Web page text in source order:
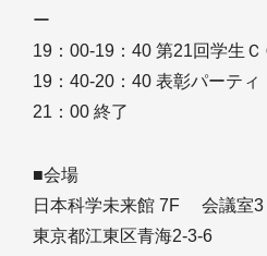
ー
19：00-19：40 第21回学生
19：40-20：40 表彰パーティ
21：00 終了
■会場
日本科学未来館 7F 会議室3
東京都江東区青海2-3-6